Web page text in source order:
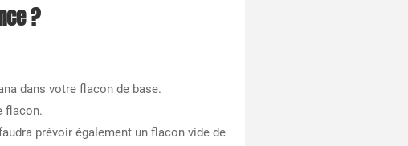
?
dans votre flacon de base.
flacon.
prévoir également un flacon vide de